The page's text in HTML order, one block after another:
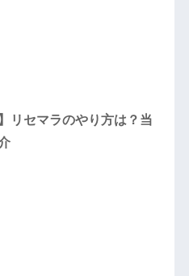
リセマラのやり方は？当